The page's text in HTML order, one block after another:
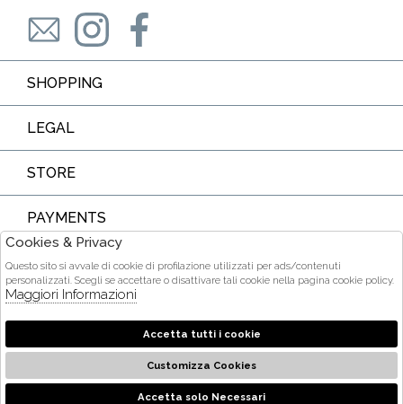
SHOPPING
LEGAL
STORE
PAYMENTS
2026 Ditta Acquarone Maria Stella - P.iva : 01375840905 Powered
Atelier società Gruppo Zucchetti
Cookies & Privacy
Questo sito si avvale di cookie di profilazione utilizzati per ads/contenuti
personalizzati. Scegli se accettare o disattivare tali cookie nella pagina cookie policy.
Maggiori Informazioni
Accetta tutti i cookie
Customizza Cookies
Accetta solo Necessari